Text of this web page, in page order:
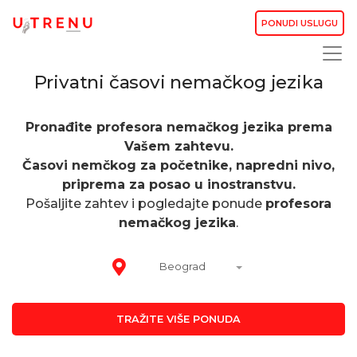
PONUDI USLUGU
Privatni časovi nemačkog jezika
Pronađite profesora nemačkog jezika prema
Vašem zahtevu.
Časovi nemčkog za početnike, napredni nivo,
priprema za posao u inostranstvu.
Pošaljite zahtev i pogledajte ponude profesora
nemačkog jezika.
Beograd
TRAŽITE VIŠE PONUDA